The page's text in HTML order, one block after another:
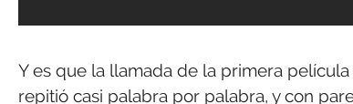
Y es que la llamada de la primera
repitió casi palabra por palabra, y con